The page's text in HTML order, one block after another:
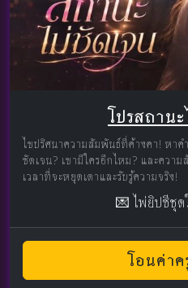
โปรสถาน
ไขปริศนาความสัมพันธ์ที่ค้างคา! หาค
ชัดเจน? เขามีใครอีกไหม? และควา
เวลาที่จะหยุดเดาและรับรู้ความจริง!
💌 ไพ่ยิปซีชุ
โอนค่า